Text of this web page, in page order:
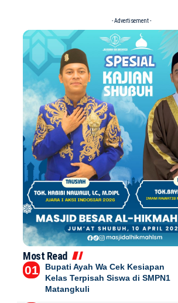
- Advertisement -
Most Read
Bupati Ayah Wa Cek Kesiapan
Kelas Terpisah Siswa di SMPN1
Matangkuli